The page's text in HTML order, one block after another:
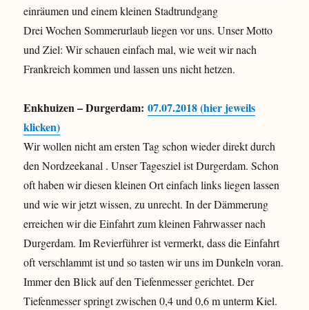
einräumen und einem kleinen Stadtrundgang
Drei Wochen Sommerurlaub liegen vor uns. Unser Motto
und Ziel: Wir schauen einfach mal, wie weit wir nach
Frankreich kommen und lassen uns nicht hetzen.
Enkhuizen – Durgerdam: 07.07.2018 (hier jeweils
klicken)
Wir wollen nicht am ersten Tag schon wieder direkt durch
den Nordzeekanal . Unser Tagesziel ist Durgerdam. Schon
oft haben wir diesen kleinen Ort einfach links liegen lassen
und wie wir jetzt wissen, zu unrecht. In der Dämmerung
erreichen wir die Einfahrt zum kleinen Fahrwasser nach
Durgerdam. Im Revierführer ist vermerkt, dass die Einfahrt
oft verschlammt ist und so tasten wir uns im Dunkeln voran.
Immer den Blick auf den Tiefenmesser gerichtet. Der
Tiefenmesser springt zwischen 0,4 und 0,6 m unterm Kiel.